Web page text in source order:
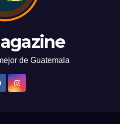
de Guatemala